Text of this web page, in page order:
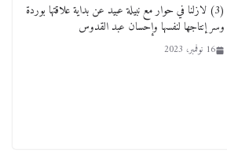
(3) لازلنا في حوار مع نبيلة عبيد عن بداية علاقتها بوردة
وسر إنتاجها لنفسها وإحسان عبد القدوس
16 نوفمبر، 2023